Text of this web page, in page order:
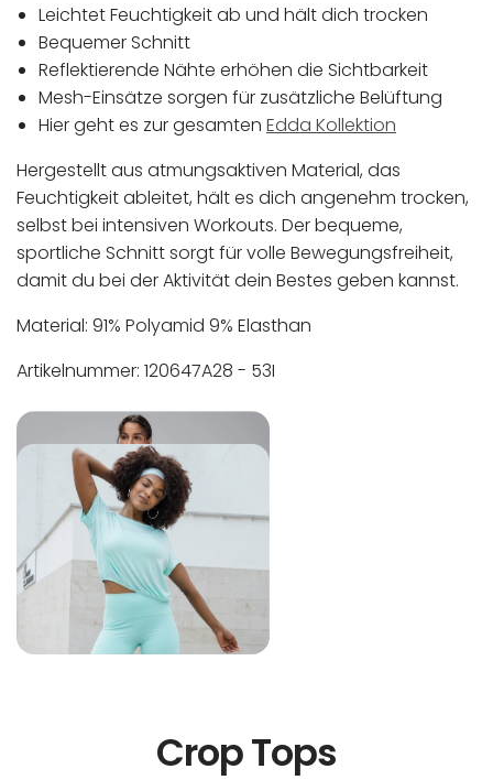
Leichtet Feuchtigkeit ab und hält dich trocken
Bequemer Schnitt
Reflektierende Nähte erhöhen die Sichtbarkeit
Mesh-Einsätze sorgen für zusätzliche Belüftung
Hier geht es zur gesamten Edda Kollektion
Hergestellt aus atmungsaktiven Material, das
Feuchtigkeit ableitet, hält es dich angenehm trocken,
selbst bei intensiven Workouts. Der bequeme,
sportliche Schnitt sorgt für volle Bewegungsfreiheit,
damit du bei der Aktivität dein Bestes geben kannst.
Material: 91% Polyamid 9% Elasthan
Artikelnummer: 120647A28 - 53I
Maschinenwäsche bis 30°C
Nicht bleichen
Nicht bügeln
Nicht trocknergeeignet
In der EU niedergelassener verantwortlicher
Wirtschaftsakteur:
Crop Tops